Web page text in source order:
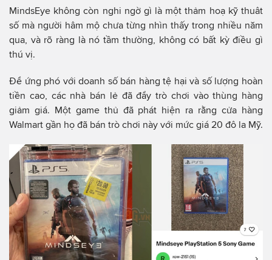
MindsEye không còn nghi ngờ gì là một thảm hoạ kỹ thuât
số mà người hâm mộ chưa từng nhìn thấy trong nhiều năm
qua, và rõ ràng là nó tầm thường, không có bất kỳ điều gì
thú vị.
Để ứng phó với doanh số bán hàng tệ hại và số lượng hoàn
tiền cao, các nhà bán lẻ đã đẩy trò chơi vào thùng hàng
giảm giá. Một game thủ đã phát hiện ra rằng cửa hàng
Walmart gần họ đã bán trò chơi này với mức giá 20 đô la Mỹ.